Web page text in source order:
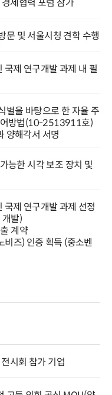
제협력 포럼 참가
및 서울시청 견학 수행
국제 연구개발 과제 내 필
별을 바탕으로 한 자율 주
어방법(10-2513911호)
양해각서 서명
능한 시각 보조 장치 및
국제 연구개발 과제 선정
개발)
계약
즈) 인증 획득 (중소벤
시회 참가 기업